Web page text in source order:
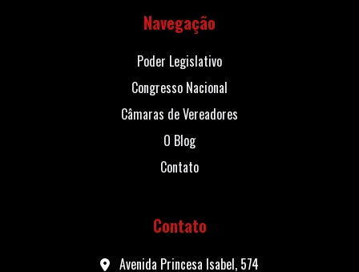
Navegação
Poder Legislativo
Congresso Nacional
Câmaras de Vereadores
O Blog
Contato
Contato
Avenida Princesa Isabel, 574